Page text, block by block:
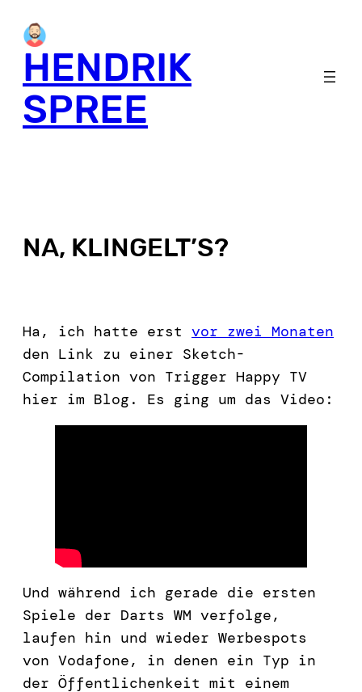
HENDRIK
SPREE
NA, KLINGELT’S?
Ha, ich hatte erst vor zwei Monaten
den Link zu einer Sketch-
Compilation von Trigger Happy TV
hier im Blog. Es ging um das Video:
Und während ich gerade die ersten
Spiele der Darts WM verfolge,
laufen hin und wieder Werbespots
von Vodafone, in denen ein Typ in
der Öffentlichenkeit mit einem